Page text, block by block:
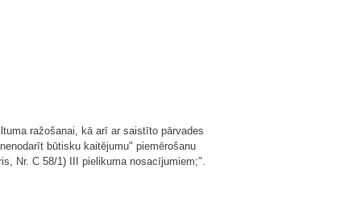
ražošanai, kā arī ar saistīto pārvades
būtisku kaitējumu" piemērošanu
Nr. C 58/1) III pielikuma nosacījumiem;".